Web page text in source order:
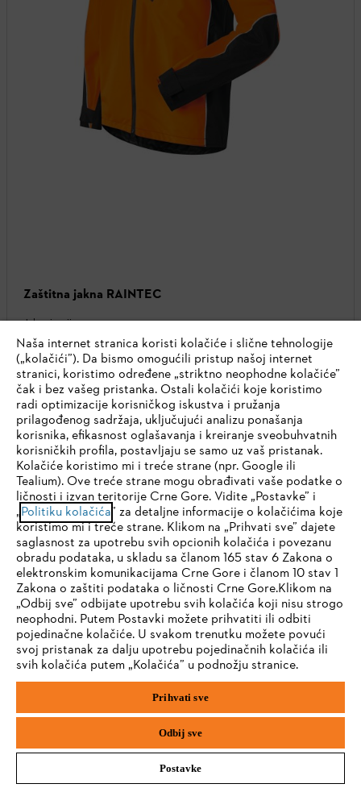
Zaštitna jakna RAINTEC
Jakne i majice
16.890,00 RSD*
Uporedite
20 OD 44 PROIZVODI
Prikaži više
Pribor
IHR BROWSER WIRD NICHT
UNTERSTÜTZT
Sie nutzen einen Browser, den wir noch nicht unterstützen. Für
eine optimale Nutzung unserer Seite empfehlen wir Ihnen, zu
einem der folgenden Browser zu wechseln:
Firefox Chrome
Naša internet stranica koristi kolačiće i slične tehnologije
(„kolačići”). Da bismo omogućili pristup našoj internet
stranici, koristimo određene „striktno neophodne kolačiće”
čak i bez vašeg pristanka. Ostali kolačići koje koristimo
radi optimizacije korisničkog iskustva i pružanja
prilagođenog sadržaja, uključujući analizu ponašanja
korisnika, efikasnost oglašavanja i kreiranje sveobuhvatnih
korisničkih profila, postavljaju se samo uz vaš pristanak.
Kolačiće koristimo mi i treće strane (npr. Google ili
Tealium). Ove treće strane mogu obrađivati vaše podatke o
ličnosti i izvan teritorije Crne Gore. Vidite „Postavke” i
„Politiku kolačića” za detaljne informacije o kolačićima koje
koristimo mi i treće strane. Klikom na „Prihvati sve” dajete
saglasnost za upotrebu svih opcionih kolačića i povezanu
obradu podataka, u skladu sa članom 165 stav 6 Zakona o
elektronskim komunikacijama Crne Gore i članom 10 stav 1
Zakona o zaštiti podataka o ličnosti Crne Gore.Klikom na
„Odbij sve” odbijate upotrebu svih kolačića koji nisu strogo
neophodni. Putem Postavki možete prihvatiti ili odbiti
pojedinačne kolačiće. U svakom trenutku možete povući
svoj pristanak za dalju upotrebu pojedinačnih kolačića ili
svih kolačića putem „Kolačića” u podnožju stranice.
Prihvati sve
Odbij sve
Postavke